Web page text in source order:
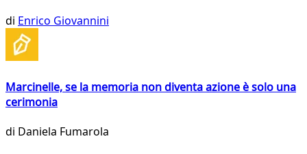
di Enrico Giovannini
Marcinelle, se la memoria non diventa azione è solo una
cerimonia
di Daniela Fumarola